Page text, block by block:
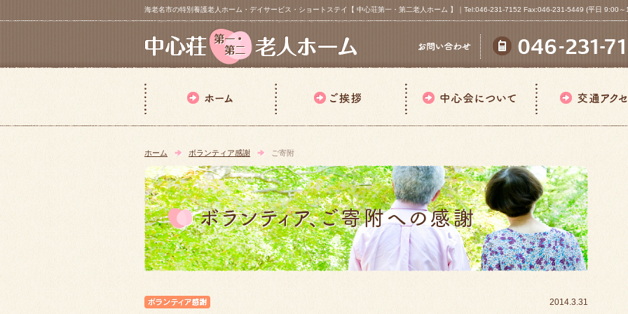
海老名市の特別養護老人ホーム・デイサービス・ショートステイ【 中心荘第一・第二老人ホーム 】｜Tel:046-231-7152 Fax:046-231-5449 (平日 9:00
ホーム ボランティア感謝 ご寄附
2014.3.31